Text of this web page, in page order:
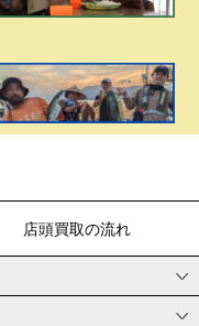
店頭買取の流れ